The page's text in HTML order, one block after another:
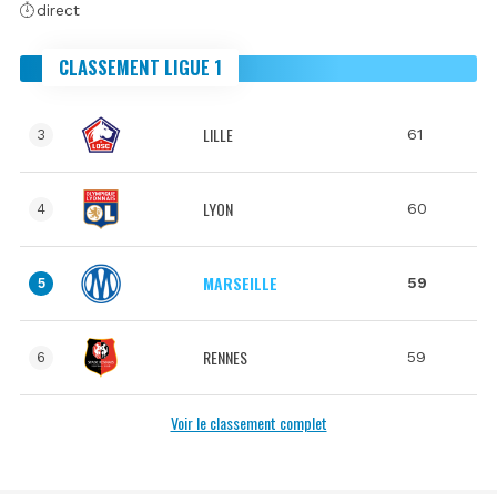
direct
CLASSEMENT LIGUE 1
3 LILLE 61
4 LYON 60
5 MARSEILLE 59
6 RENNES 59
Voir le classement complet